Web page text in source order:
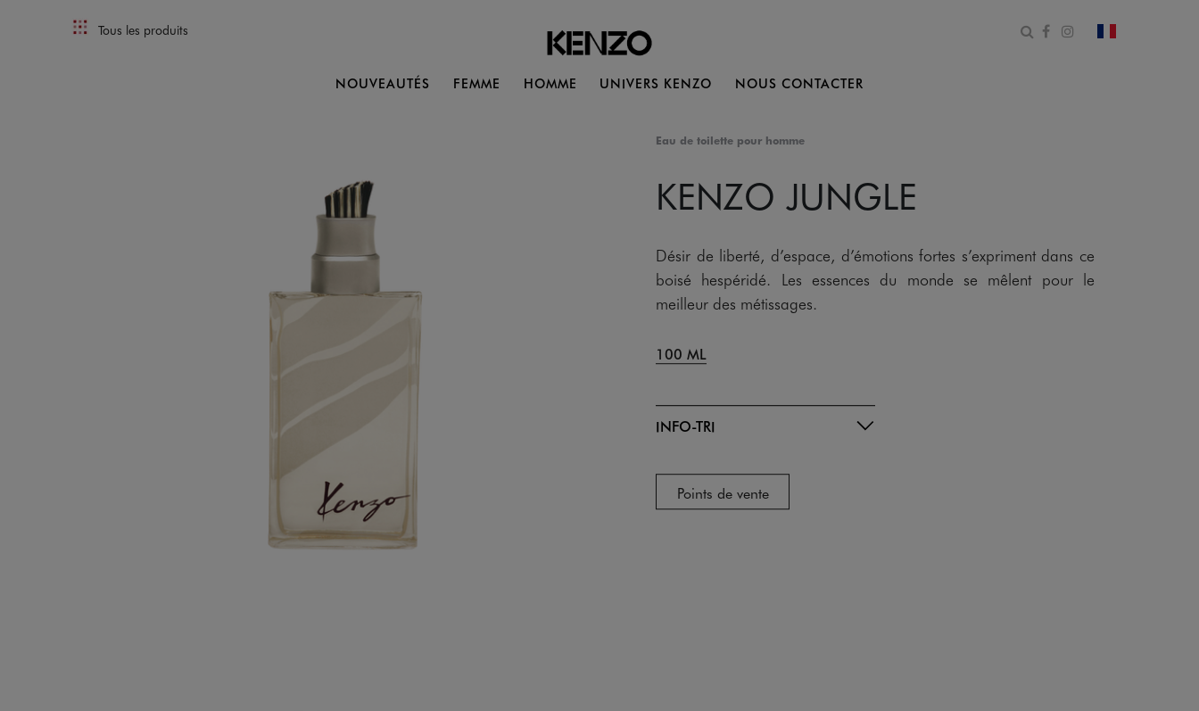
Tous les produits Ouvrir le formulaire de
Facebook
Instagram
changer le
NOUVEAUTÉS FEMME HOMME UNIVERS KENZO NOUS CONTACTER
Eau de toilette pour homme
KENZO JUNGLE
Désir de liberté, d’espace, d’émotions fortes s’expriment dans ce
boisé hespéridé. Les essences du monde se mêlent pour le
meilleur des métissages.
100 ML
INFO-TRI
Points de vente